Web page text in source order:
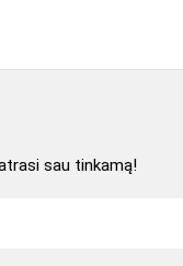
sau tinkamą!